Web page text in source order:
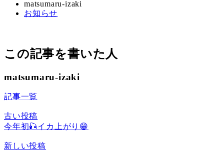
稿
日
著
者
matsumaru-izaki
カ
ー
お知らせ
この記事を書いた人
matsumaru-izaki
記事一覧
古い投稿
今年初🎣イカ上がり😁
新しい投稿